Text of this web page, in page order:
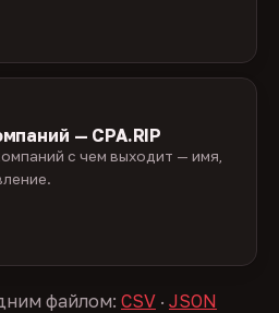
— CPA.RIP
с чем выходит — имя,
файлом: CSV · JSON